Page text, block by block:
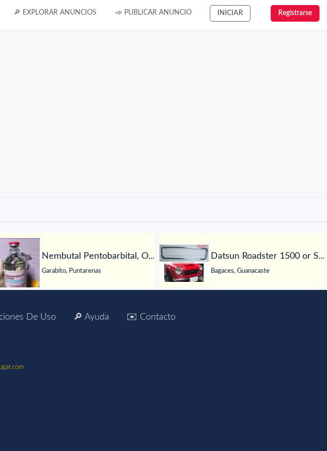
🔎 EXPLORAR ANUNCIOS 📣 PUBLICAR ANUNCIO INICIAR Registrarse
Nembutal Pentobarbital, O...
Garabito, Puntarenas
Datsun Roadster 1500 or S...
Bagaces, Guanacaste
De Uso 🔎 Ayuda ✉️ Contacto